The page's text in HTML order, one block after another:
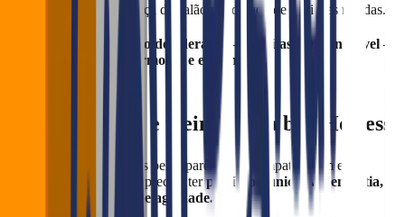
Dá suporte à liderança do salão na tomada de decisões rápidas.
Na prática, ela é um elo de liderança — muitas vezes invisível —
que garante ritmo, harmonia e eficiência.
Como escolher e treinar uma boa Hostess
Contratar alguém apenas pela aparência ou simpatia é um erro
comum. A hostess ideal precisa terperfil comunicativo, empatia,
inteligência emocional e agilidade.